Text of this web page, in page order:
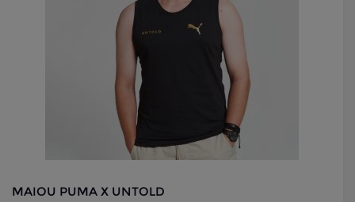
MAIOU PUMA X UNTOLD